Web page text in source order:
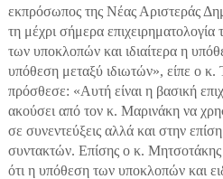
εκπρόσωπος της Νέας Αριστεράς
τη μέχρι σήμερα
των υποκλοπών και ιδιαίτερα η
υπόθεση μεταξύ ιδιωτών», είπε ο κ.
πρόσθεσε: «Αυτή είναι η βασική
ακούσει από τον κ. Μαρινάκη να
σε συνεντεύξεις αλλά και στην
συντακτών. Επίσης ο κ. Μητσοτάκης
ότι η υπόθεση των υποκλοπών και